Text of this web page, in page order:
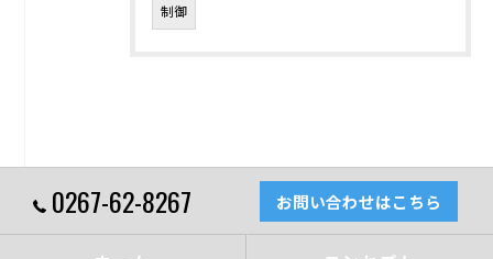
制御
0267-62-8267 お問い合わせはこちら